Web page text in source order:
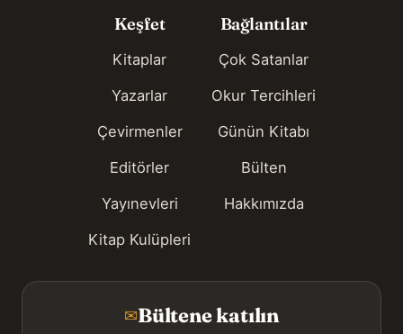
Keşfet
Kitaplar
Yazarlar
Çevirmenler
Editörler
Yayınevleri
Kitap Kulüpleri
Bağlantılar
Çok Satanlar
Okur Tercihleri
Günün Kitabı
Bülten
Hakkımızda
✉Bültene katılın